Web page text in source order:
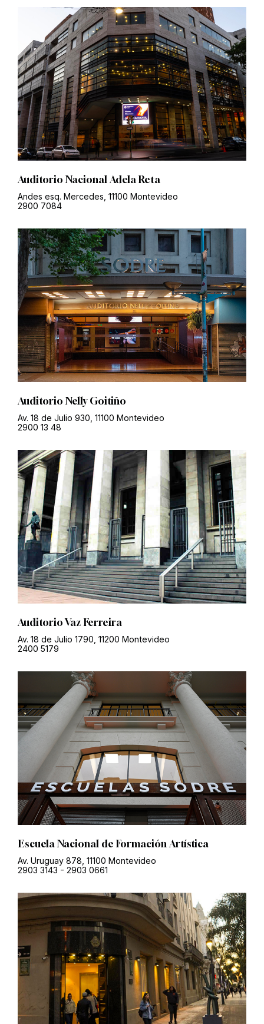
Auditorio Nacional Adela Reta
Andes esq. Mercedes, 11100 Montevideo
2900 7084
Auditorio Nelly Goitiño
Av. 18 de Julio 930, 11100 Montevideo
2900 13 48
Auditorio Vaz Ferreira
Av. 18 de Julio 1790, 11200 Montevideo
2400 5179
Escuela Nacional de Formación Artística
Av. Uruguay 878, 11100 Montevideo
2903 3143 - 2903 0661